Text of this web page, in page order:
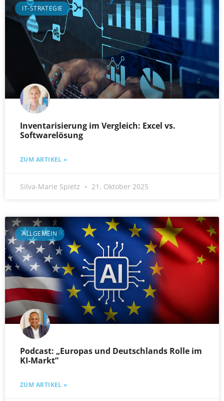
IT-STRATEGIE
Inventarisierung im Vergleich: Excel vs.
Softwarelösung
ZUM ARTIKEL »
Silva-Marie Spietz 21. Oktober 2025
ALLGEMEIN
Podcast: „Europas und Deutschlands Rolle im
KI-Markt”
ZUM ARTIKEL »